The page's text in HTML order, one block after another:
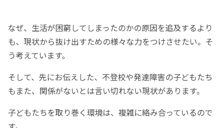
なぜ、生活が困窮してしまったのかの原因を追及するより
も、現状から抜け出すための様々な力をつけさせたい。そ
う考えています。
そして、先にお伝えした、不登校や発達障害の子どもたち
もまた、関係がないとは言い切れない現状があります。
子どもたちを取り巻く環境は、複雑に絡み合っているので